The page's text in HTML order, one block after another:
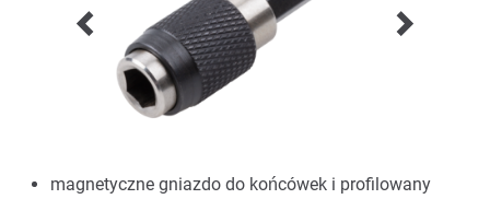
magnetyczne gniazdo do końcówek i profilowany